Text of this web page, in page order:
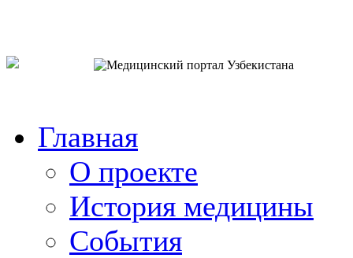
Главная
О проекте
История медицины
События